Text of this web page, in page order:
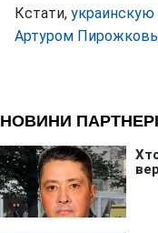
Кстати, украинскую
Артуром